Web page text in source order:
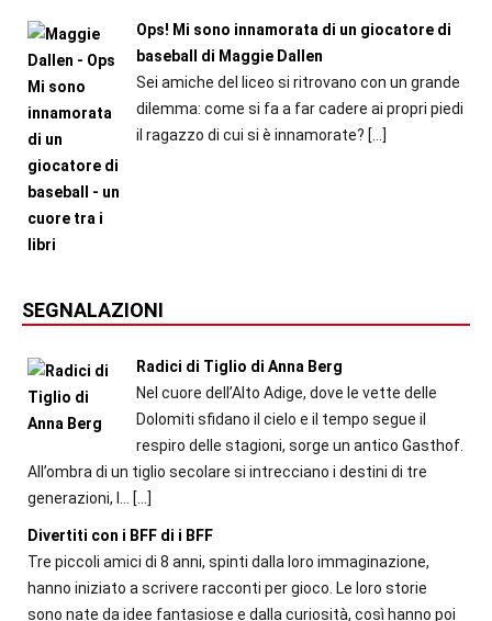
Ops! Mi sono innamorata di un giocatore di
baseball di Maggie Dallen
Sei amiche del liceo si ritrovano con un grande
dilemma: come si fa a far cadere ai propri piedi
il ragazzo di cui si è innamorate? […]
SEGNALAZIONI
Radici di Tiglio di Anna Berg
Nel cuore dell’Alto Adige, dove le vette delle
Dolomiti sfidano il cielo e il tempo segue il
respiro delle stagioni, sorge un antico Gasthof.
All’ombra di un tiglio secolare si intrecciano i destini di tre
generazioni, l... […]
Divertiti con i BFF di i BFF
Tre piccoli amici di 8 anni, spinti dalla loro immaginazione,
hanno iniziato a scrivere racconti per gioco. Le loro storie
sono nate da idee fantasiose e dalla curiosità, così hanno poi